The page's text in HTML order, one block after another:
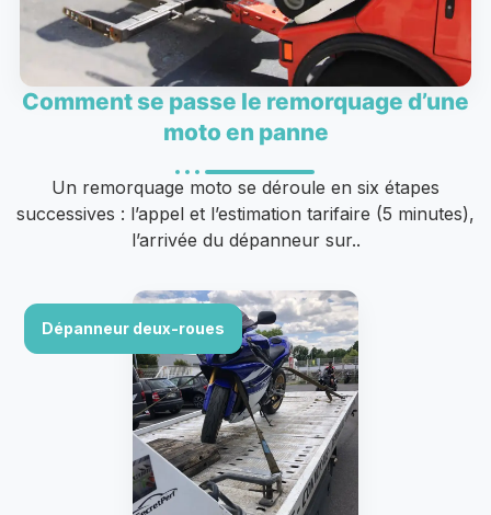
Comment se passe le remorquage d’une
moto en panne
Un remorquage moto se déroule en six étapes
successives : l’appel et l’estimation tarifaire (5 minutes),
l’arrivée du dépanneur sur..
Dépanneur deux-roues